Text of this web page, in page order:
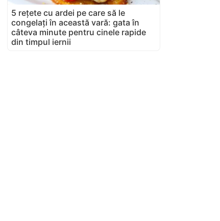
5 rețete cu ardei pe care să le
congelați în această vară: gata în
câteva minute pentru cinele rapide
din timpul iernii